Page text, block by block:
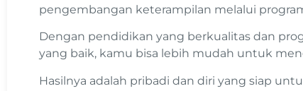
pengembangan keterampilan melalui
Dengan pendidikan yang berkualitas dan
yang baik, kamu bisa lebih mudah untuk
Hasilnya adalah pribadi dan diri yang siap